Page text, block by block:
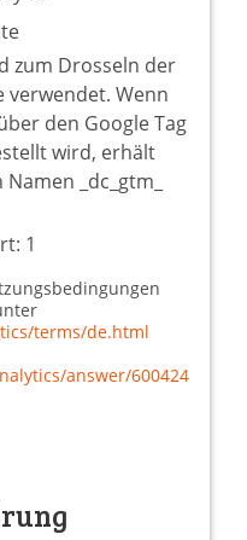
zum Drosseln der
Wenn
den Google Tag
wird, erhält
_dc_gtm_
1
terms/de.html
answer/600424